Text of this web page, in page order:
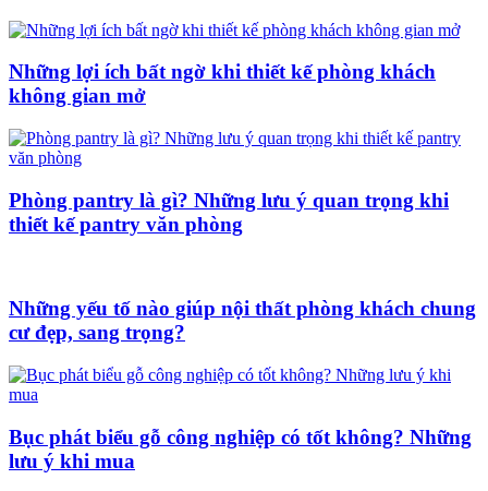
Những lợi ích bất ngờ khi thiết kế phòng khách
không gian mở
Phòng pantry là gì? Những lưu ý quan trọng khi
thiết kế pantry văn phòng
Những yếu tố nào giúp nội thất phòng khách chung
cư đẹp, sang trọng?
Bục phát biểu gỗ công nghiệp có tốt không? Những
lưu ý khi mua